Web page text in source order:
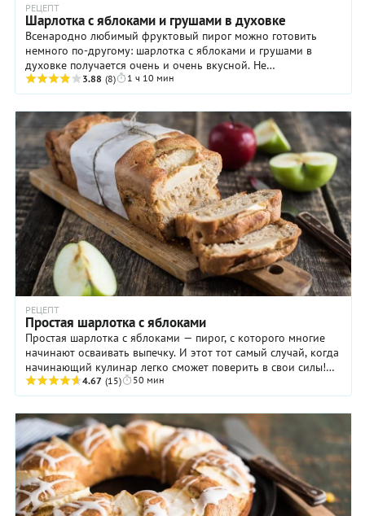
РЕЦЕПТ
Шарлотка с яблоками и грушами в духовке
Всенародно любимый фруктовый пирог можно готовить
немного по-другому: шарлотка с яблоками и грушами в
духовке получается очень и очень вкусной. Не
сомневайтесь: близкие по достоинству оценят ваш ...
3.88 (8) 1 ч 10 мин
РЕЦЕПТ
Простая шарлотка с яблоками
Простая шарлотка с яблоками — пирог, с которого многие
начинают осваивать выпечку. И этот тот самый случай, когда
начинающий кулинар легко сможет поверить в свои силы!
Шарлотка готовится необыкновенно ...
4.67 (15) 50 мин